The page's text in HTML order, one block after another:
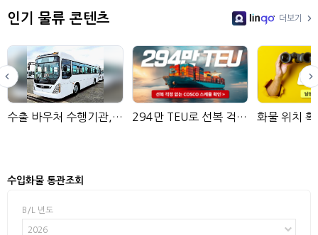
인기 물류 콘텐츠
LinGo
더보기
수출 바우처 수행기관, 현대네비스 294만 TEU로 선복 걱정 없이!
수입화물 통관조회
B/L 년도
2026